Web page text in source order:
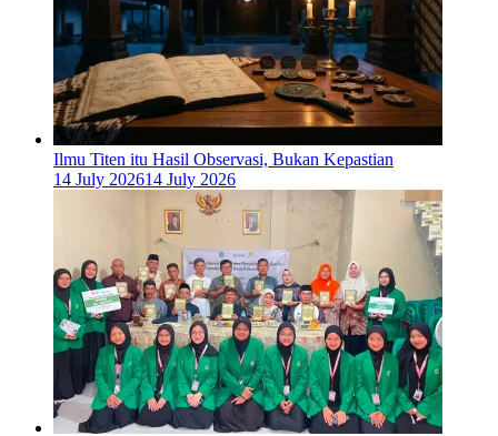
Ilmu Titen itu Hasil Observasi, Bukan Kepastian
14 July 202614 July 2026